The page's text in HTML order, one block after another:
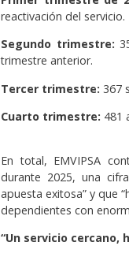
reactivación del servicio.
Segundo trimestre:
trimestre anterior.
Tercer trimestre: 367
Cuarto trimestre: 481
En total, EMVIPSA
durante 2025, una
apuesta exitosa” y que
dependientes con
“Un servicio cercano,